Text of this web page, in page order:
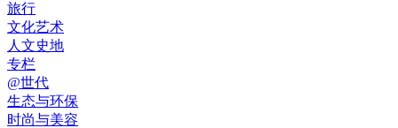
旅行
文化艺术
人文史地
专栏
@世代
生态与环保
时尚与美容